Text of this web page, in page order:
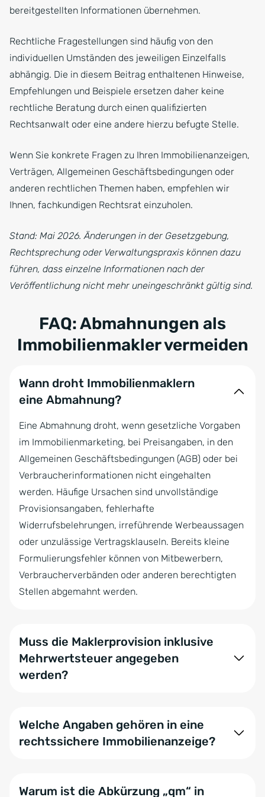
bereitgestellten Informationen übernehmen.
Rechtliche Fragestellungen sind häufig von den
individuellen Umständen des jeweiligen Einzelfalls
abhängig. Die in diesem Beitrag enthaltenen Hinweise,
Empfehlungen und Beispiele ersetzen daher keine
rechtliche Beratung durch einen qualifizierten
Rechtsanwalt oder eine andere hierzu befugte Stelle.
Wenn Sie konkrete Fragen zu Ihren Immobilienanzeigen,
Verträgen, Allgemeinen Geschäftsbedingungen oder
anderen rechtlichen Themen haben, empfehlen wir
Ihnen, fachkundigen Rechtsrat einzuholen.
Stand: Mai 2026. Änderungen in der Gesetzgebung,
Rechtsprechung oder Verwaltungspraxis können dazu
führen, dass einzelne Informationen nach der
Veröffentlichung nicht mehr uneingeschränkt gültig sind.
FAQ: Abmahnungen als
Immobilienmakler vermeiden
Wann droht Immobilienmaklern
eine Abmahnung?
Eine Abmahnung droht, wenn gesetzliche Vorgaben
im Immobilienmarketing, bei Preisangaben, in den
Allgemeinen Geschäftsbedingungen (AGB) oder bei
Verbraucherinformationen nicht eingehalten
werden. Häufige Ursachen sind unvollständige
Provisionsangaben, fehlerhafte
Widerrufsbelehrungen, irreführende Werbeaussagen
oder unzulässige Vertragsklauseln. Bereits kleine
Formulierungsfehler können von Mitbewerbern,
Verbraucherverbänden oder anderen berechtigten
Stellen abgemahnt werden.
Muss die Maklerprovision inklusive
Mehrwertsteuer angegeben
werden?
gesetzlichen Mehrwertsteuer angegeben werden.
Insbesondere bei Fernabsatzgeschäften und
Welche Angaben gehören in eine
rechtssichere Immobilienanzeige?
Warum ist die Abkürzung „qm“ in